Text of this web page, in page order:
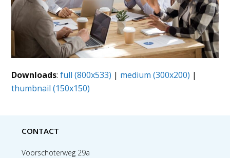
Downloads:full (800x533) | medium (300x200) |
thumbnail (150x150)
CONTACT
Voorschoterweg 29a